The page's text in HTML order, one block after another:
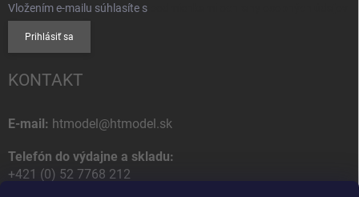
Vložením e-mailu súhlasíte s
Prihlásiť sa
KONTAKT
E-mail: htmodel@htmodel.sk
Telefón do výdajne a skladu:
+421 (0) 52 7768 212